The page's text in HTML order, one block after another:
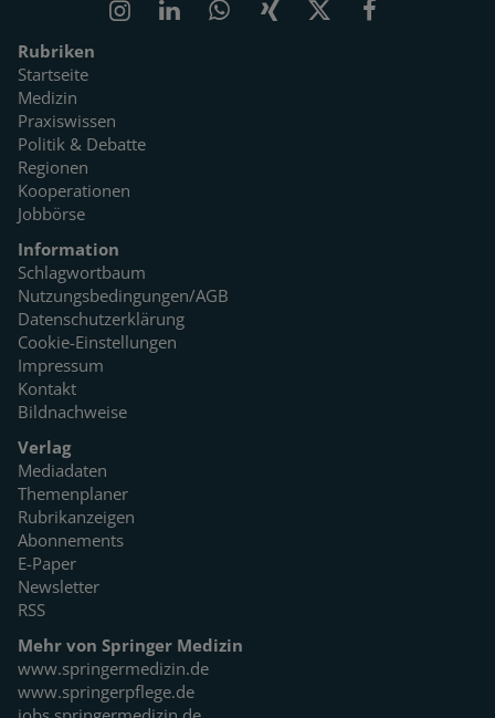
Rubriken
Startseite
Medizin
Praxiswissen
Politik & Debatte
Regionen
Kooperationen
Jobbörse
Information
Schlagwortbaum
Nutzungsbedingungen/AGB
Datenschutzerklärung
Cookie-Einstellungen
Impressum
Kontakt
Bildnachweise
Verlag
Mediadaten
Themenplaner
Rubrikanzeigen
Abonnements
E-Paper
Newsletter
RSS
Mehr von Springer Medizin
www.springermedizin.de
www.springerpflege.de